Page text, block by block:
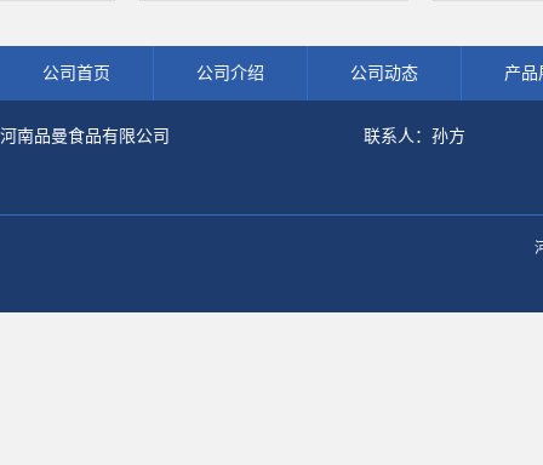
公司首页 公司介绍 公司动态 产品
河南品曼食品有限公司 联系人：孙方